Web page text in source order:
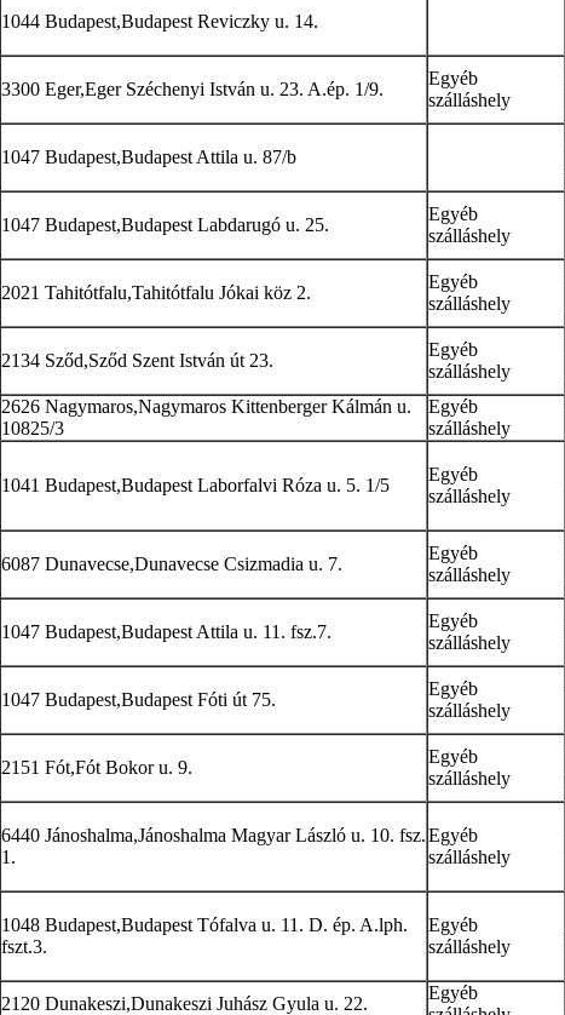
1044 Budapest,Budapest Reviczky u. 14.
3300 Eger,Eger Széchenyi István u. 23. A.ép. 1/9.
Egyéb
szálláshely
1047 Budapest,Budapest Attila u. 87/b
1047 Budapest,Budapest Labdarugó u. 25.
Egyéb
szálláshely
2021 Tahitótfalu,Tahitótfalu Jókai köz 2.
Egyéb
szálláshely
2134 Sződ,Sződ Szent István út 23.
Egyéb
szálláshely
2626 Nagymaros,Nagymaros Kittenberger Kálmán u.
10825/3
Egyéb
szálláshely
1041 Budapest,Budapest Laborfalvi Róza u. 5. 1/5
Egyéb
szálláshely
6087 Dunavecse,Dunavecse Csizmadia u. 7.
Egyéb
szálláshely
1047 Budapest,Budapest Attila u. 11. fsz.7.
Egyéb
szálláshely
1047 Budapest,Budapest Fóti út 75.
Egyéb
szálláshely
2151 Fót,Fót Bokor u. 9.
Egyéb
szálláshely
6440 Jánoshalma,Jánoshalma Magyar László u. 10. fsz.
1.
Egyéb
szálláshely
1048 Budapest,Budapest Tófalva u. 11. D. ép. A.lph.
fszt.3.
Egyéb
szálláshely
2120 Dunakeszi,Dunakeszi Juhász Gyula u. 22.
Egyéb